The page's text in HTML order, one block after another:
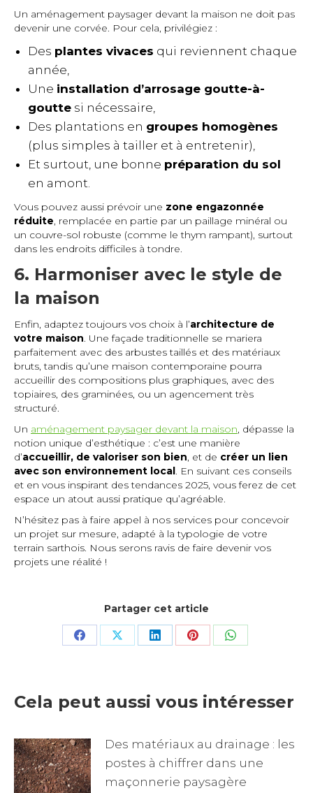
Un aménagement paysager devant la maison ne doit pas
devenir une corvée. Pour cela, privilégiez :
Des plantes vivaces qui reviennent chaque
année,
Une installation d’arrosage goutte-à-
goutte si nécessaire,
Des plantations en groupes homogènes
(plus simples à tailler et à entretenir),
Et surtout, une bonne préparation du sol
en amont.
Vous pouvez aussi prévoir une zone engazonnée
réduite, remplacée en partie par un paillage minéral ou
un couvre-sol robuste (comme le thym rampant), surtout
dans les endroits difficiles à tondre.
6. Harmoniser avec le style de
la maison
Enfin, adaptez toujours vos choix à l’architecture de
votre maison. Une façade traditionnelle se mariera
parfaitement avec des arbustes taillés et des matériaux
bruts, tandis qu’une maison contemporaine pourra
accueillir des compositions plus graphiques, avec des
topiaires, des graminées, ou un agencement très
structuré.
Un aménagement paysager devant la maison, dépasse la
notion unique d’esthétique : c’est une manière
d’accueillir, de valoriser son bien, et de créer un lien
avec son environnement local. En suivant ces conseils
et en vous inspirant des tendances 2025, vous ferez de cet
espace un atout aussi pratique qu’agréable.
N’hésitez pas à faire appel à nos services pour concevoir
un projet sur mesure, adapté à la typologie de votre
terrain sarthois. Nous serons ravis de faire devenir vos
projets une réalité !
Partager cet article
Share Share Share Share Share
Cela peut aussi vous intéresser
Des matériaux au drainage : les
postes à chiffrer dans une
maçonnerie paysagère